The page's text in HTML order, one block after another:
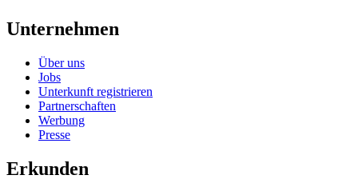
Unternehmen
Über uns
Jobs
Unterkunft registrieren
Partnerschaften
Werbung
Presse
Erkunden